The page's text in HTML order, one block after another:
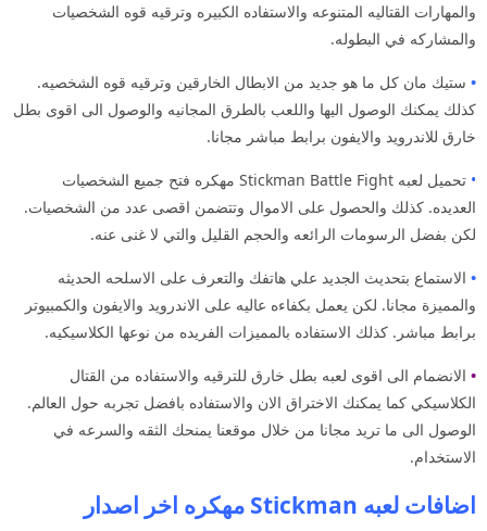
والمهارات القتاليه المتنوعه والاستفاده الكبيره وترقيه قوه الشخصيات
والمشاركه في البطوله.
• ستيك مان كل ما هو جديد من الابطال الخارقين وترقيه قوه الشخصيه.
كذلك يمكنك الوصول اليها واللعب بالطرق المجانيه والوصول الى اقوى بطل
خارق للاندرويد والايفون برابط مباشر مجانا.
•
تحميل لعبه Stickman Battle Fight مهكره فتح جميع الشخصيات
العديده. كذلك والحصول على الاموال وتتضمن اقصى عدد من الشخصيات.
لكن بفضل الرسومات الرائعه والحجم القليل والتي لا غنى عنه.
• الاستماع بتحديث الجديد علي هاتفك والتعرف على الاسلحه الحديثه
والمميزة مجانا. لكن يعمل بكفاءه عاليه على الاندرويد والايفون والكمبيوتر
برابط مباشر. كذلك الاستفاده بالمميزات الفريده من نوعها الكلاسيكيه.
• الانضمام الى اقوى لعبه بطل خارق للترقيه والاستفاده من القتال
الكلاسيكي كما يمكنك الاختراق الان والاستفاده بافضل تجربه حول العالم.
الوصول الى ما تريد مجانا من خلال موقعنا يمنحك الثقه والسرعه في
الاستخدام.
اضافات لعبه Stickman مهكره اخر اصدار